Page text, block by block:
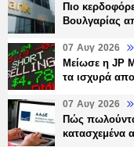
Πιο
Βουλγαρίας
07 Αυγ 2026
Μείωσε η JP
τα ισχυρά
07 Αυγ 2026
Πώς
κατασχεμένα